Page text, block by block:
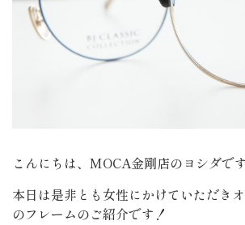
こんにちは、MOCA金剛店のヨシダです
本日は是非とも女性にかけていただき
のフレームのご紹介です！